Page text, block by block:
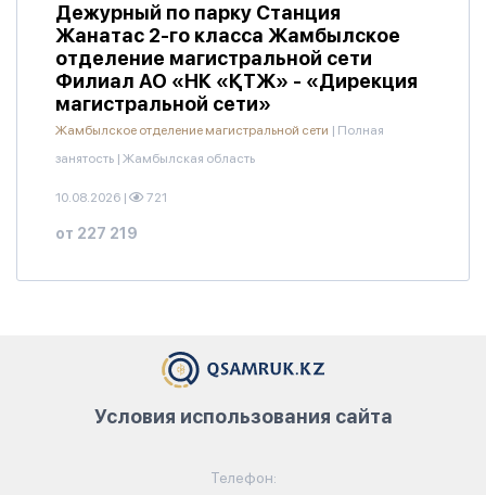
Дежурный по парку Станция
Жанатас 2-го класса Жамбылское
отделение магистральной сети
Филиал АО «НК «ҚТЖ» - «Дирекция
магистральной сети»
Жамбылское отделение магистральной сети | Полная
занятость | Жамбылская область
10.08.2026 | 721
от 227 219
Телефон:
Условия использования сайта